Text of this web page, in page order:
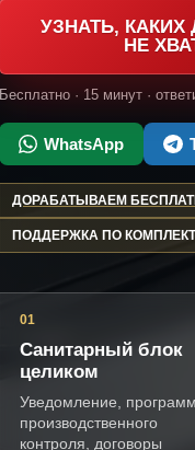
УЗНАТЬ,
НЕ
Бесплатно · 15 минут ·
WhatsApp
ДОРАБАТЫВАЕМ
ПОДДЕРЖКА ПО
01
Санитарный блок
целиком
Уведомление,
производственного
контроля, договоры